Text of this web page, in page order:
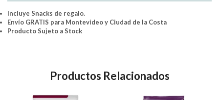
Snacks
Incluye Snacks de regalo.
Envío GRATIS para Montevideo y Ciudad de la Costa
Producto Sujeto a Stock
Productos Relacionados